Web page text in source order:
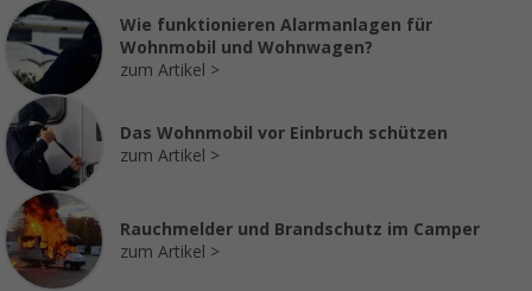
Wie funktionieren Alarmanlagen für
Wohnmobil und Wohnwagen?
zum Artikel
Das Wohnmobil vor Einbruch schützen
zum Artikel
Rauchmelder und Brandschutz im Camper
zum Artikel